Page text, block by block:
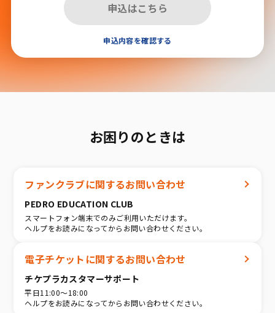
申込はこちら
申込内容を確認する
お困りのときは
ファンクラブに関するお問い合わせ
PEDRO EDUCATION CLUB
スマートフォン端末でのみご利用いただけます。
ヘルプをお読みになってからお問い合わせください。
電子チケットに関するお問い合わせ
チケプラカスタマーサポート
平日11:00〜18:00
ヘルプをお読みになってからお問い合わせください。